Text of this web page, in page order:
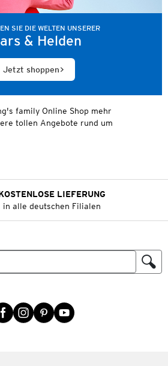
SIE DIE WELTEN UNSERER
& Helden
Jetzt shoppen
family Online Shop mehr
tollen Angebote rund um
LIEFERUNG
in alle deutschen Filialen